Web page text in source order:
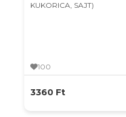
KUKORICA, SAJT)
100
3360 Ft